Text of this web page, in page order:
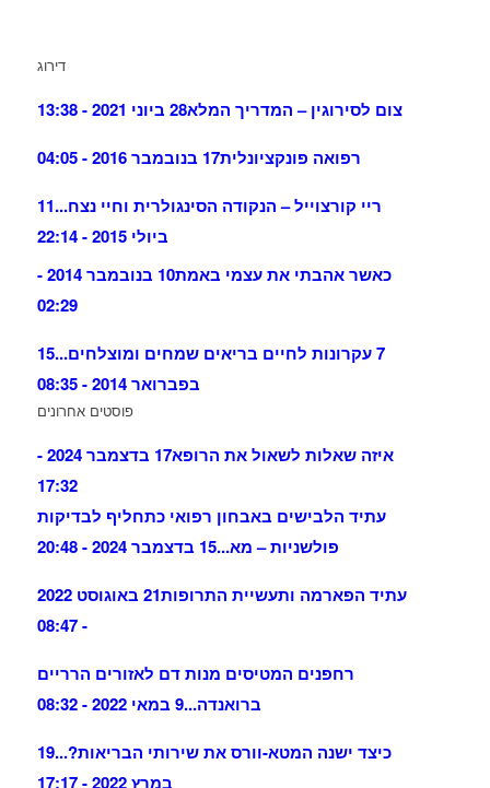
דירוג
צום לסירוגין – המדריך המלא28 ביוני 2021 - 13:38
רפואה פונקציונלית17 בנובמבר 2016 - 04:05
ריי קורצוייל – הנקודה הסינגולרית וחיי נצח...11
ביולי 2015 - 22:14
כאשר אהבתי את עצמי באמת
10 בנובמבר 2014 -
02:29
7 עקרונות לחיים בריאים שמחים ומוצלחים...
15
בפברואר 2014 - 08:35
פוסטים אחרונים
איזה שאלות לשאול את הרופא
17 בדצמבר 2024 -
17:32
עתיד הלבישים באבחון רפואי כתחליף לבדיקות
פולשניות – מא...15 בדצמבר 2024 - 20:48
עתיד הפארמה ותעשיית התרופות
21 באוגוסט 2022
- 08:47
רחפנים המטיסים מנות דם לאזורים הרריים
ברואנדה...9 במאי 2022 - 08:32
כיצד ישנה המטא-וורס את שירותי הבריאות?...19
במרץ 2022 - 17:17